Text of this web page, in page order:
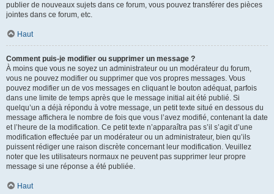
publier de nouveaux sujets dans ce forum, vous pouvez transférer des pièces
jointes dans ce forum, etc.
Haut
Comment puis-je modifier ou supprimer un message ?
À moins que vous ne soyez un administrateur ou un modérateur du forum,
vous ne pouvez modifier ou supprimer que vos propres messages. Vous
pouvez modifier un de vos messages en cliquant le bouton adéquat, parfois
dans une limite de temps après que le message initial ait été publié. Si
quelqu’un a déjà répondu à votre message, un petit texte situé en dessous du
message affichera le nombre de fois que vous l’avez modifié, contenant la date
et l’heure de la modification. Ce petit texte n’apparaîtra pas s’il s’agit d’une
modification effectuée par un modérateur ou un administrateur, bien qu’ils
puissent rédiger une raison discrète concernant leur modification. Veuillez
noter que les utilisateurs normaux ne peuvent pas supprimer leur propre
message si une réponse a été publiée.
Haut